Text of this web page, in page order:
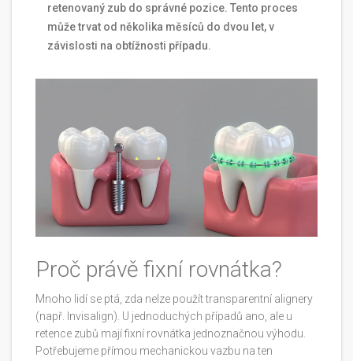
retenovaný zub do správné pozice. Tento proces
může trvat od několika měsíců do dvou let, v
závislosti na obtížnosti případu.
Proč právě fixní rovnátka?
Mnoho lidí se ptá, zda nelze použít transparentní alignery
(např. Invisalign). U jednoduchých případů ano, ale u
retence zubů mají fixní rovnátka jednoznačnou výhodu.
Potřebujeme přímou mechanickou vazbu na ten